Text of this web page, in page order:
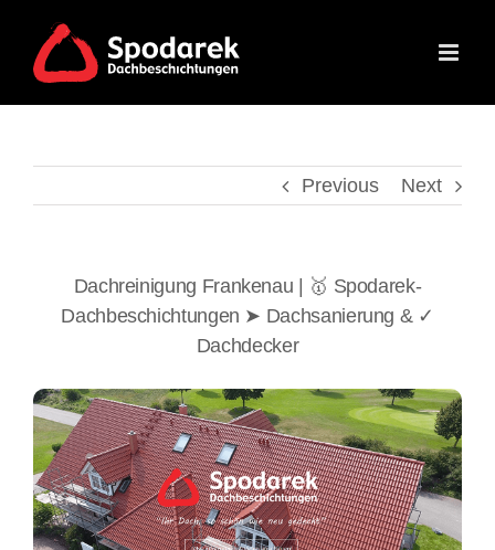
content
Previous Next
Dachreinigung Frankenau | 🥇 Spodarek-
Dachbeschichtungen ➤ Dachsanierung & ✓
Dachdecker